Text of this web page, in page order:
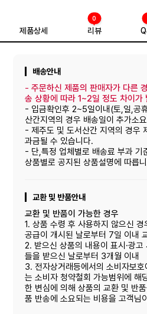
제품상세 리뷰
0
배송안내
-주문하신 제품의 판매자가 다른
송 상황에 따라 1~2일 정도 차이가
- 입금확인후 2~5일이내(토,일,공
산간지역의 경우 배송일이 추가소
- 제주도 및 도서산간 지역의 경우
과금될 수 있습니다.
- 단,특정 업체별로 배송료 부과 기
상품별로 공지된 상품설명에 따릅
교환 및 반품안내
교환 및 반품이 가능한 경우
1. 상품 수령 후 사용하지 않으신
공급이 개시된 날로부터 7일 이내
2. 받으신 상품의 내용이 표시·광
들을 받으신 날로부터 3개월 이내
3. 전자상거래등에서의 소비자보
는 소비자 청약철회 가능범위에 해
한 변심에 의해 상품의 교환 및 반
품 반송에 소요되는 비용을 고객님